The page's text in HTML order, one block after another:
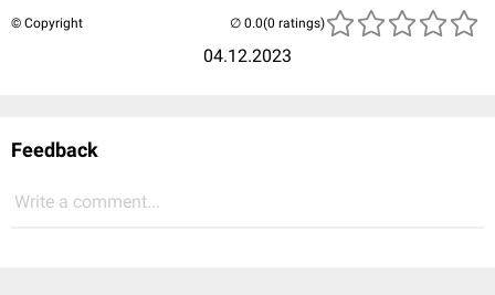
© Copyright
04.12.2023
(0 ratings)
Feedback
Write a comment...